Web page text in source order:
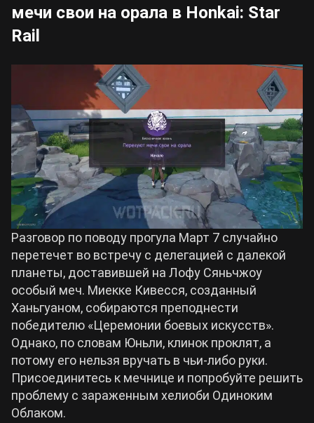
мечи свои на орала в Honkai: Star
Rail
Разговор по поводу прогула Март 7 случайно
перетечет во встречу с делегацией с далекой
планеты, доставившей на Лофу Сяньчжоу
особый меч. Миекке Кивесся, созданный
Ханьгуаном, собираются преподнести
победителю «Церемонии боевых искусств».
Однако, по словам Юньли, клинок проклят, а
потому его нельзя вручать в чьи-либо руки.
Присоединитесь к мечнице и попробуйте решить
проблему с зараженным хелиоби Одиноким
Облаком.